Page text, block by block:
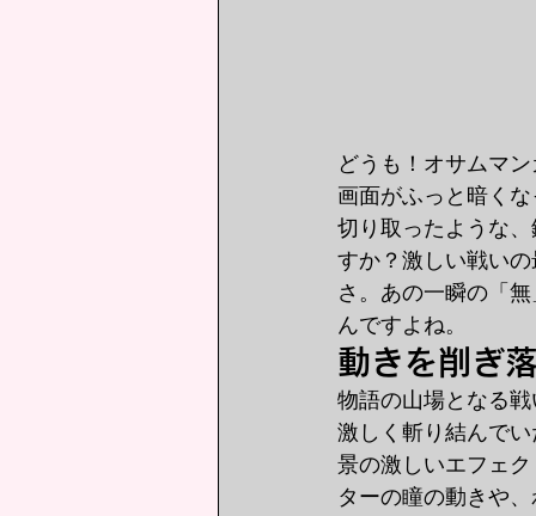
どうも！オサムマ
画面がふっと暗く
切り取ったような
すか？激しい戦い
さ。あの一瞬の「
んですよね。
動きを削ぎ
物語の山場となる
激しく斬り結んで
景の激しいエフェ
ターの瞳の動きや